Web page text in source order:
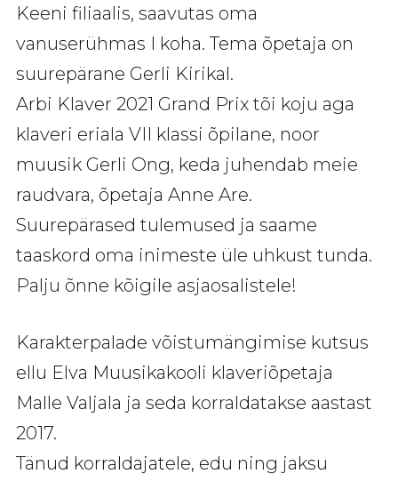
Keeni filiaalis, saavutas oma
vanuserühmas I koha. Tema õpetaja on
suurepärane Gerli Kirikal.
Arbi Klaver 2021 Grand Prix tõi koju aga
klaveri eriala VII
klassi õpilane, noor
muusik Gerli Ong, keda juhendab meie
raudvara, õpetaja Anne Are.
Suurepärased tulemused ja saame
taaskord oma inimeste üle uhkust tunda.
Palju õnne kõigile asjaosalistele!
Karakterpalade võistumängimise kutsus
ellu Elva Muusikakooli klaveriõpetaja
Malle Valjala ja seda korraldatakse aastast
2017.
Tänud korraldajatele, edu ning jaksu